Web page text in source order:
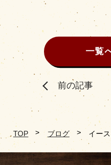
一覧
前の記事
TOP ブログ イー